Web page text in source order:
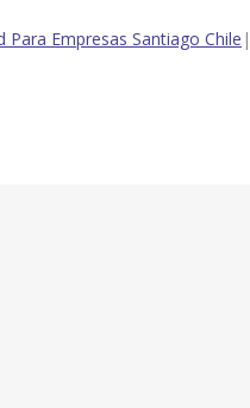
Para Empresas Santiago Chile |